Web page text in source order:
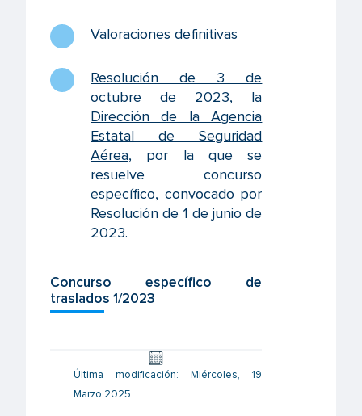
Valoraciones definitivas
Resolución de 3 de
octubre de 2023, la
Dirección de la Agencia
Estatal de Seguridad
Aérea, por la que se
resuelve concurso
específico, convocado por
Resolución de 1 de junio de
2023.
Concurso específico de
traslados 1/2023
Última modificación: Miércoles, 19
Marzo 2025